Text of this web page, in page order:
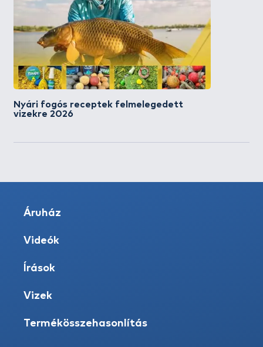
Nyári fogós receptek felmelegedett
vizekre 2026
Áruház
Videók
Írások
Vizek
Termékösszehasonlítás